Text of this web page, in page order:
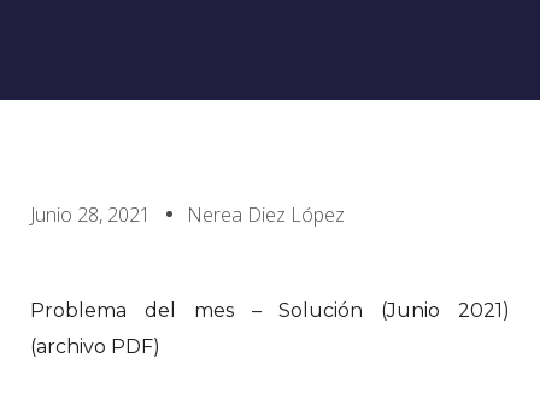
Junio 28, 2021 Nerea Diez López
Problema del mes – Solución (Junio 2021)
(archivo PDF)